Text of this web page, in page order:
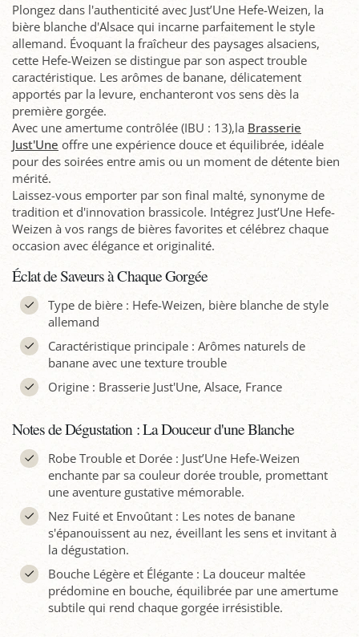
Plongez dans l'authenticité avec Just’Une Hefe-Weizen, la
bière blanche d'Alsace qui incarne parfaitement le style
allemand. Évoquant la fraîcheur des paysages alsaciens,
cette Hefe-Weizen se distingue par son aspect trouble
caractéristique. Les arômes de banane, délicatement
apportés par la levure, enchanteront vos sens dès la
première gorgée.
Avec une amertume contrôlée (IBU : 13),la Brasserie
Just'Une offre une expérience douce et équilibrée, idéale
pour des soirées entre amis ou un moment de détente bien
mérité.
Laissez-vous emporter par son final malté, synonyme de
tradition et d'innovation brassicole. Intégrez Just’Une Hefe-
Weizen à vos rangs de bières favorites et célébrez chaque
occasion avec élégance et originalité.
Éclat de Saveurs à Chaque Gorgée
Type de bière : Hefe-Weizen, bière blanche de style
allemand
Caractéristique principale : Arômes naturels de
banane avec une texture trouble
Origine : Brasserie Just'Une, Alsace, France
Notes de Dégustation : La Douceur d'une Blanche
Robe Trouble et Dorée : Just’Une Hefe-Weizen
enchante par sa couleur dorée trouble, promettant
une aventure gustative mémorable.
Nez Fuité et Envoûtant : Les notes de banane
s'épanouissent au nez, éveillant les sens et invitant à
la dégustation.
Bouche Légère et Élégante : La douceur maltée
prédomine en bouche, équilibrée par une amertume
subtile qui rend chaque gorgée irrésistible.